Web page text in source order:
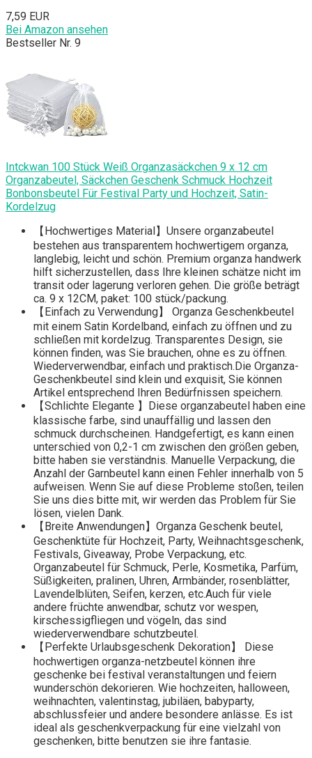
7,59 EUR
Bei Amazon ansehen
Bestseller Nr. 9
Intckwan 100 Stück Weiß Organzasäckchen 9 x 12 cm
Organzabeutel, Säckchen Geschenk Schmuck Hochzeit
Bonbonsbeutel Für Festival Party und Hochzeit, Satin-
Kordelzug
【Hochwertiges Material】Unsere organzabeutel
bestehen aus transparentem hochwertigem organza,
langlebig, leicht und schön. Premium organza handwerk
hilft sicherzustellen, dass Ihre kleinen schätze nicht im
transit oder lagerung verloren gehen. Die größe beträgt
ca. 9 x 12CM, paket: 100 stück/packung.
【Einfach zu Verwendung】 Organza Geschenkbeutel
mit einem Satin Kordelband, einfach zu öffnen und zu
schließen mit kordelzug. Transparentes Design, sie
können finden, was Sie brauchen, ohne es zu öffnen.
Wiederverwendbar, einfach und praktisch.Die Organza-
Geschenkbeutel sind klein und exquisit, Sie können
Artikel entsprechend Ihren Bedürfnissen speichern.
【Schlichte Elegante 】Diese organzabeutel haben eine
klassische farbe, sind unauffällig und lassen den
schmuck durchscheinen. Handgefertigt, es kann einen
unterschied von 0,2-1 cm zwischen den größen geben,
bitte haben sie verständnis. Manuelle Verpackung, die
Anzahl der Garnbeutel kann einen Fehler innerhalb von 5
aufweisen. Wenn Sie auf diese Probleme stoßen, teilen
Sie uns dies bitte mit, wir werden das Problem für Sie
lösen, vielen Dank.
【Breite Anwendungen】Organza Geschenk beutel,
Geschenktüte für Hochzeit, Party, Weihnachtsgeschenk,
Festivals, Giveaway, Probe Verpackung, etc.
Organzabeutel für Schmuck, Perle, Kosmetika, Parfüm,
Süßigkeiten, pralinen, Uhren, Armbänder, rosenblätter,
Lavendelblüten, Seifen, kerzen, etc.Auch für viele
andere früchte anwendbar, schutz vor wespen,
kirschessigfliegen und vögeln, das sind
wiederverwendbare schutzbeutel.
【Perfekte Urlaubsgeschenk Dekoration】 Diese
hochwertigen organza-netzbeutel können ihre
geschenke bei festival veranstaltungen und feiern
wunderschön dekorieren. Wie hochzeiten, halloween,
weihnachten, valentinstag, jubiläen, babyparty,
abschlussfeier und andere besondere anlässe. Es ist
ideal als geschenkverpackung für eine vielzahl von
geschenken, bitte benutzen sie ihre fantasie.